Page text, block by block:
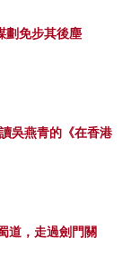
劃免步其後塵
吳燕青的《在香港
道，走過劍門關